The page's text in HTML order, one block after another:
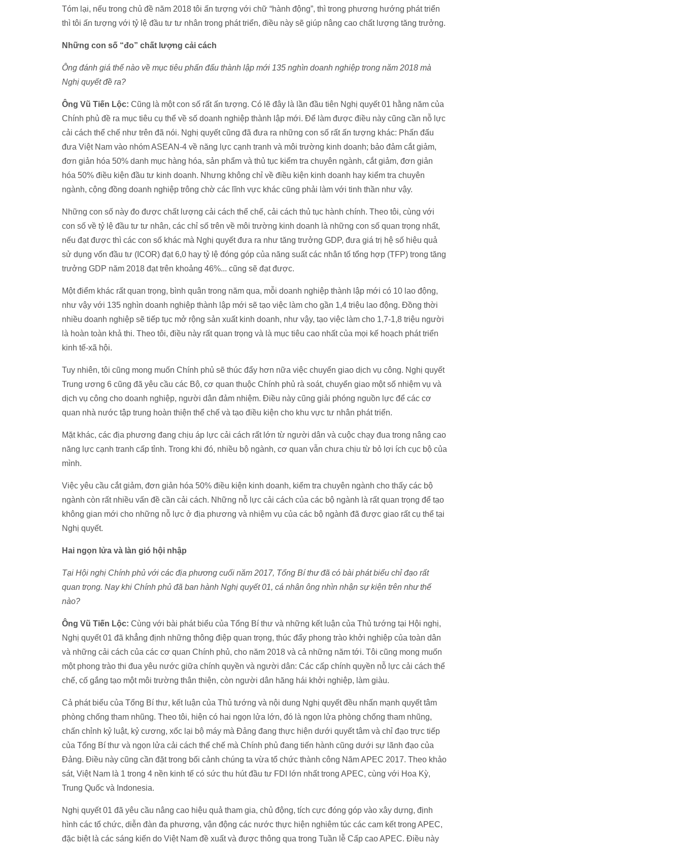
Tóm lại, nếu trong chủ đề năm 2018 tôi ấn tượng với chữ “hành động”, thì trong phương hướng phát triển
thì tôi ấn tượng với tỷ lệ đầu tư tư nhân trong phát triển, điều này sẽ giúp nâng cao chất lượng tăng trưởng.
Những con số “đo” chất lượng cải cách
Ông đánh giá thế nào về mục tiêu phấn đấu thành lập mới 135 nghìn doanh nghiệp trong năm 2018 mà
Nghị quyết đề ra?
Ông Vũ Tiến Lộc: Cũng là một con số rất ấn tượng. Có lẽ đây là lần đầu tiên Nghị quyết 01 hằng năm của
Chính phủ đề ra mục tiêu cụ thể về số doanh nghiệp thành lập mới. Để làm được điều này cũng cần nỗ lực
cải cách thể chế như trên đã nói. Nghị quyết cũng đã đưa ra những con số rất ấn tượng khác: Phấn đấu
đưa Việt Nam vào nhóm ASEAN-4 về năng lực cạnh tranh và môi trường kinh doanh; bảo đảm cắt giảm,
đơn giản hóa 50% danh mục hàng hóa, sản phẩm và thủ tục kiểm tra chuyên ngành, cắt giảm, đơn giản
hóa 50% điều kiện đầu tư kinh doanh. Nhưng không chỉ về điều kiện kinh doanh hay kiểm tra chuyên
ngành, cộng đồng doanh nghiệp trông chờ các lĩnh vực khác cũng phải làm với tinh thần như vậy.
Những con số này đo được chất lượng cải cách thể chế, cải cách thủ tục hành chính. Theo tôi, cùng với
con số về tỷ lệ đầu tư tư nhân, các chỉ số trên về môi trường kinh doanh là những con số quan trọng nhất,
nếu đạt được thì các con số khác mà Nghị quyết đưa ra như tăng trưởng GDP, đưa giá trị hệ số hiệu quả
sử dụng vốn đầu tư (ICOR) đạt 6,0 hay tỷ lệ đóng góp của năng suất các nhân tố tổng hợp (TFP) trong tăng
trưởng GDP năm 2018 đạt trên khoảng 46%... cũng sẽ đạt được.
Một điểm khác rất quan trọng, bình quân trong năm qua, mỗi doanh nghiệp thành lập mới có 10 lao động,
như vậy với 135 nghìn doanh nghiệp thành lập mới sẽ tạo việc làm cho gần 1,4 triệu lao động. Đồng thời
nhiều doanh nghiệp sẽ tiếp tục mở rộng sản xuất kinh doanh, như vậy, tạo việc làm cho 1,7-1,8 triệu người
là hoàn toàn khả thi. Theo tôi, điều này rất quan trọng và là mục tiêu cao nhất của mọi kế hoạch phát triển
kinh tế-xã hội.
Tuy nhiên, tôi cũng mong muốn Chính phủ sẽ thúc đẩy hơn nữa việc chuyển giao dịch vụ công. Nghị quyết
Trung ương 6 cũng đã yêu cầu các Bộ, cơ quan thuộc Chính phủ rà soát, chuyển giao một số nhiệm vụ và
dịch vụ công cho doanh nghiệp, người dân đảm nhiệm. Điều này cũng giải phóng nguồn lực để các cơ
quan nhà nước tập trung hoàn thiện thể chế và tạo điều kiện cho khu vực tư nhân phát triển.
Mặt khác, các địa phương đang chịu áp lực cải cách rất lớn từ người dân và cuộc chạy đua trong nâng cao
năng lực cạnh tranh cấp tỉnh. Trong khi đó, nhiều bộ ngành, cơ quan vẫn chưa chịu từ bỏ lợi ích cục bộ của
mình.
Việc yêu cầu cắt giảm, đơn giản hóa 50% điều kiện kinh doanh, kiểm tra chuyên ngành cho thấy các bộ
ngành còn rất nhiều vấn đề cần cải cách. Những nỗ lực cải cách của các bộ ngành là rất quan trọng để tạo
không gian mới cho những nỗ lực ở địa phương và nhiệm vụ của các bộ ngành đã được giao rất cụ thể tại
Nghị quyết.
Hai ngọn lửa và làn gió hội nhập
Tại Hội nghị Chính phủ với các địa phương cuối năm 2017, Tổng Bí thư đã có bài phát biểu chỉ đạo rất
quan trọng. Nay khi Chính phủ đã ban hành Nghị quyết 01, cá nhân ông nhìn nhận sự kiện trên như thế
nào?
Ông Vũ Tiến Lộc: Cùng với bài phát biểu của Tổng Bí thư và những kết luận của Thủ tướng tại Hội nghị,
Nghị quyết 01 đã khẳng định những thông điệp quan trọng, thúc đẩy phong trào khởi nghiệp của toàn dân
và những cải cách của các cơ quan Chính phủ, cho năm 2018 và cả những năm tới. Tôi cũng mong muốn
một phong trào thi đua yêu nước giữa chính quyền và người dân: Các cấp chính quyền nỗ lực cải cách thể
chế, cố gắng tạo một môi trường thân thiện, còn người dân hăng hái khởi nghiệp, làm giàu.
Cả phát biểu của Tổng Bí thư, kết luận của Thủ tướng và nội dung Nghị quyết đều nhấn mạnh quyết tâm
phòng chống tham nhũng. Theo tôi, hiện có hai ngọn lửa lớn, đó là ngọn lửa phòng chống tham nhũng,
chấn chỉnh kỷ luật, kỷ cương, xốc lại bộ máy mà Đảng đang thực hiện dưới quyết tâm và chỉ đạo trực tiếp
của Tổng Bí thư và ngọn lửa cải cách thể chế mà Chính phủ đang tiến hành cũng dưới sự lãnh đạo của
Đảng. Điều này cũng cần đặt trong bối cảnh chúng ta vừa tổ chức thành công Năm APEC 2017. Theo khảo
sát, Việt Nam là 1 trong 4 nền kinh tế có sức thu hút đầu tư FDI lớn nhất trong APEC, cùng với Hoa Kỳ,
Trung Quốc và Indonesia.
Nghị quyết 01 đã yêu cầu nâng cao hiệu quả tham gia, chủ động, tích cực đóng góp vào xây dựng, định
hình các tổ chức, diễn đàn đa phương, vận động các nước thực hiện nghiêm túc các cam kết trong APEC,
đặc biệt là các sáng kiến do Việt Nam đề xuất và được thông qua trong Tuần lễ Cấp cao APEC. Điều này